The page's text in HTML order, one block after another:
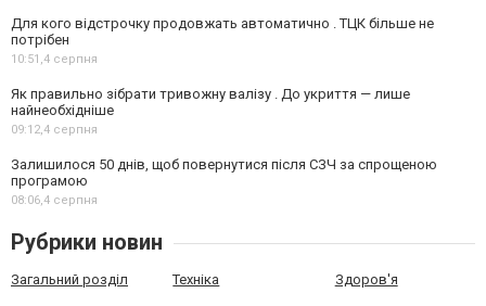
Для кого відстрочку продовжать автоматично . ТЦК більше не
потрібен
10:51,4 серпня
Як правильно зібрати тривожну валізу . До укриття — лише
найнеобхідніше
09:12,4 серпня
Залишилося 50 днів, щоб повернутися після СЗЧ за спрощеною
програмою
08:06,4 серпня
Рубрики новин
Загальний розділ Техніка Здоров'я